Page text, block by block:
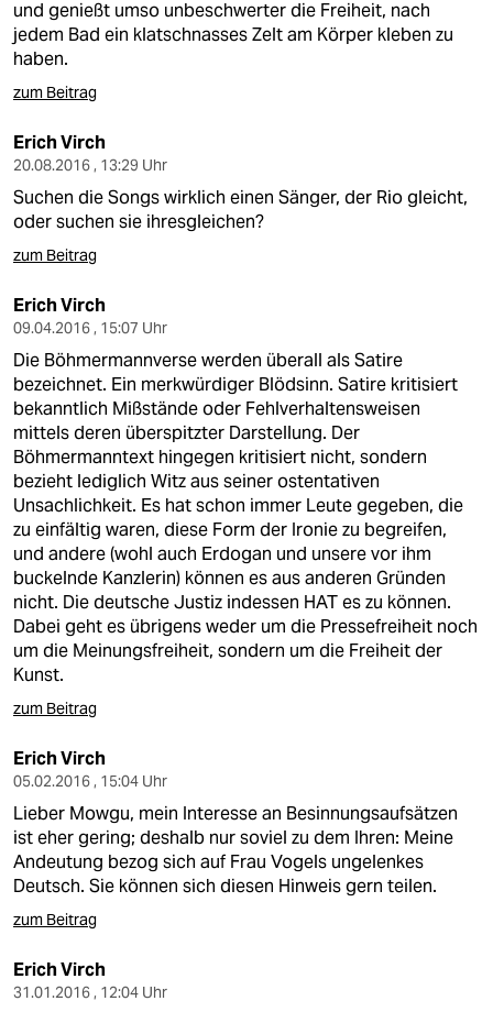
und genießt umso unbeschwerter die Freiheit, nach
jedem Bad ein klatschnasses Zelt am Körper kleben zu
haben.
zum Beitrag
Erich Virch
20.08.2016 , 13:29 Uhr
Suchen die Songs wirklich einen Sänger, der Rio gleicht,
oder suchen sie ihresgleichen?
zum Beitrag
Erich Virch
09.04.2016 , 15:07 Uhr
Die Böhmermannverse werden überall als Satire
bezeichnet. Ein merkwürdiger Blödsinn. Satire kritisiert
bekanntlich Mißstände oder Fehlverhaltensweisen
mittels deren überspitzter Darstellung. Der
Böhmermanntext hingegen kritisiert nicht, sondern
bezieht lediglich Witz aus seiner ostentativen
Unsachlichkeit. Es hat schon immer Leute gegeben, die
zu einfältig waren, diese Form der Ironie zu begreifen,
und andere (wohl auch Erdogan und unsere vor ihm
buckelnde Kanzlerin) können es aus anderen Gründen
nicht. Die deutsche Justiz indessen HAT es zu können.
Dabei geht es übrigens weder um die Pressefreiheit noch
um die Meinungsfreiheit, sondern um die Freiheit der
Kunst.
zum Beitrag
Erich Virch
05.02.2016 , 15:04 Uhr
Lieber Mowgu, mein Interesse an Besinnungsaufsätzen
ist eher gering; deshalb nur soviel zu dem Ihren: Meine
Andeutung bezog sich auf Frau Vogels ungelenkes
Deutsch. Sie können sich diesen Hinweis gern teilen.
zum Beitrag
Erich Virch
31.01.2016 , 12:04 Uhr